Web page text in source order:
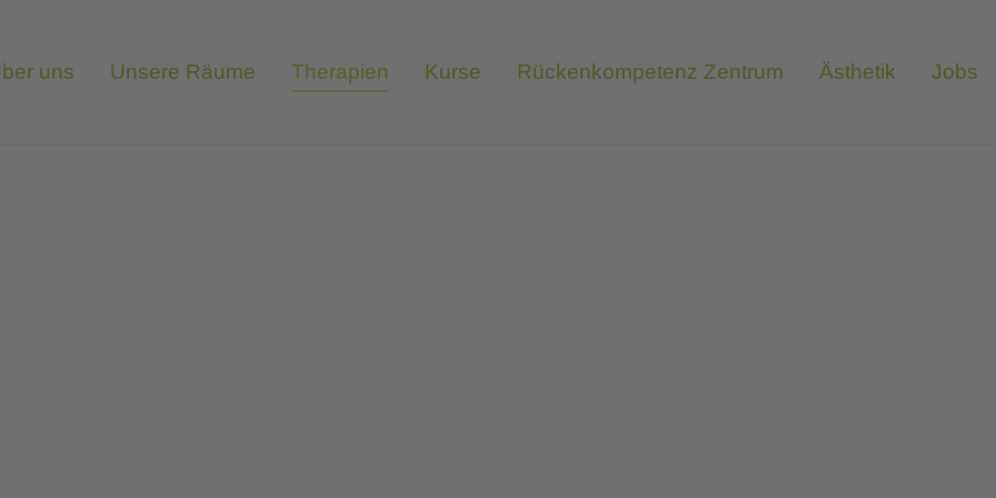
uns Unsere Räume Therapien Kurse Rückenkompetenz Zentrum Ästhetik Jobs